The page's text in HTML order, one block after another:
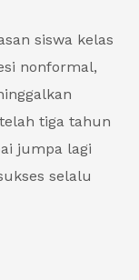
siswa kelas
nonformal,
tiga tahun
jumpa lagi
selalu